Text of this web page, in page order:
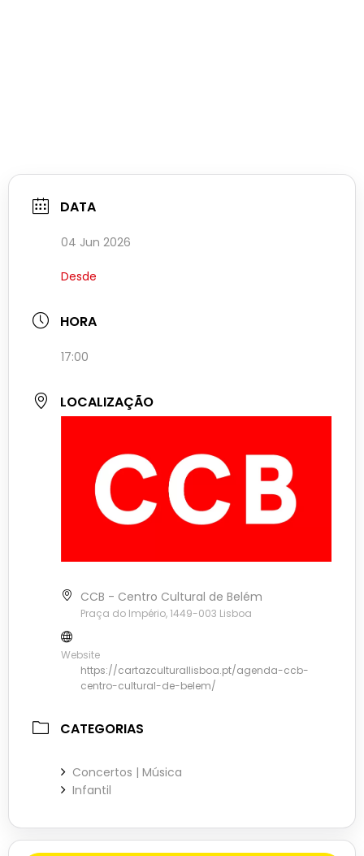
DATA
04 Jun 2026
Desde
HORA
17:00
LOCALIZAÇÃO
CCB - Centro Cultural de Belém
Praça do Império, 1449-003 Lisboa
Website
https://cartazculturallisboa.pt/agenda-ccb-
centro-cultural-de-belem/
CATEGORIAS
Concertos | Música
Infantil